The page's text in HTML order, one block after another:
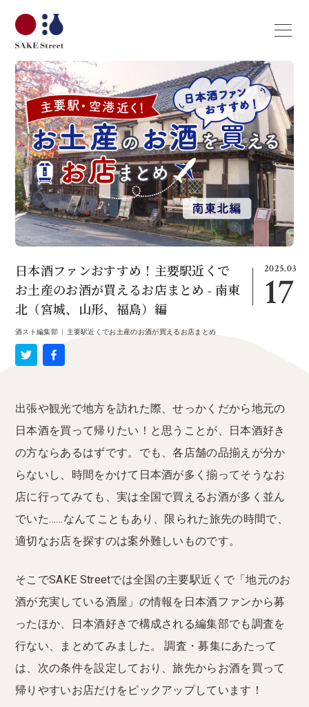
2025.03
17
日本酒ファンおすすめ！主要駅近くで
お土産のお酒が買えるお店まとめ - 南東
北（宮城、山形、福島）編
酒スト編集部| 主要駅近くでお土産のお酒が買えるお店まとめ
出張や観光で地方を訪れた際、せっかくだから地元の
日本酒を買って帰りたい！と思うことが、日本酒好き
の方ならあるはずです。でも、各店舗の品揃えが分か
らないし、時間をかけて日本酒が多く揃ってそうなお
店に行ってみても、実は全国で買えるお酒が多く並ん
でいた……なんてこともあり、限られた旅先の時間で、
適切なお店を探すのは案外難しいものです。
そこでSAKE Streetでは全国の主要駅近くで「地元のお
酒が充実している酒屋」の情報を日本酒ファンから募
ったほか、日本酒好きで構成される編集部でも調査を
行ない、まとめてみました。 調査・募集にあたって
は、次の条件を設定しており、旅先からお酒を買って
帰りやすいお店だけをピックアップしています！